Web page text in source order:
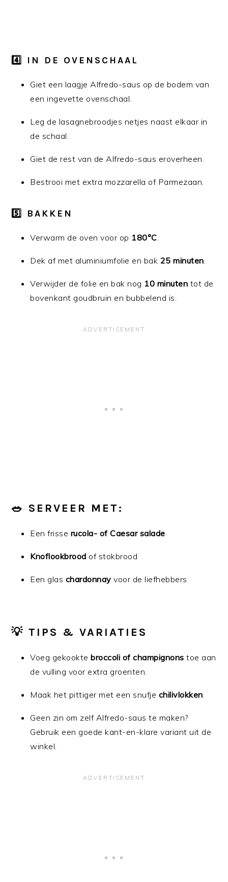
4️⃣ IN DE OVENSCHAAL
Giet een laagje Alfredo-saus op de bodem van
een ingevette ovenschaal.
Leg de lasagnebroodjes netjes naast elkaar in
de schaal.
Giet de rest van de Alfredo-saus eroverheen.
Bestrooi met extra mozzarella of Parmezaan.
5️⃣ BAKKEN
Verwarm de oven voor op 180°C
Dek af met aluminiumfolie en bak 25 minuten
Verwijder de folie en bak nog 10 minuten tot de
bovenkant goudbruin en bubbelend is.
🥗 SERVEER MET:
Een frisse rucola- of Caesar salade
Knoflookbrood of stokbrood
Een glas chardonnay voor de liefhebbers
💡 TIPS & VARIATIES
Voeg gekooktebroccoli of champignons toe aan
de vulling voor extra groenten.
Maak het pittiger met een snufje chilivlokken
Geen zin om zelf Alfredo-saus te maken?
Gebruik een goede kant-en-klare variant uit de
winkel.